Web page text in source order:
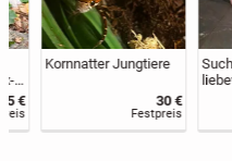
Kornnatter Jungtiere
Festpreis
Suche